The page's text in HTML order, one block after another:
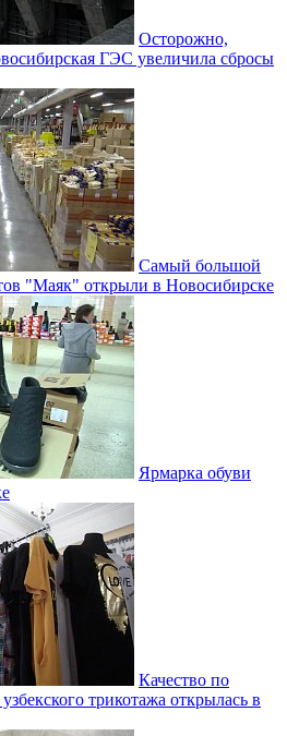
Осторожно,
ГЭС увеличила сбросы
Самый большой
"Маяк" открыли в Новосибирске
Ярмарка обуви
Качество по
трикотажа открылась в